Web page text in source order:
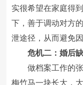
实很希望在家庭得
下，善于调动对方
泄途径，从而避免
危机二：婚后
做档案工作的张
梅竹马一块长大，